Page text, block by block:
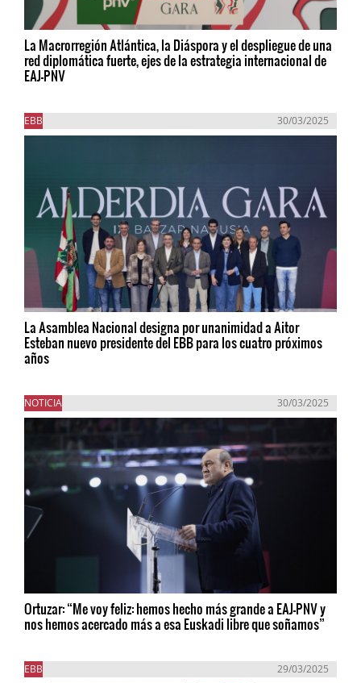
La Macrorregión Atlántica, la Diáspora y el despliegue de una
red diplomática fuerte, ejes de la estrategia internacional de
EAJ-PNV
EBB 30/03/2025
La Asamblea Nacional designa por unanimidad a Aitor
Esteban nuevo presidente del EBB para los cuatro próximos
años
NOTICIA 30/03/2025
Ortuzar: “Me voy feliz: hemos hecho más grande a EAJ-PNV y
nos hemos acercado más a esa Euskadi libre que soñamos”
EBB 29/03/2025